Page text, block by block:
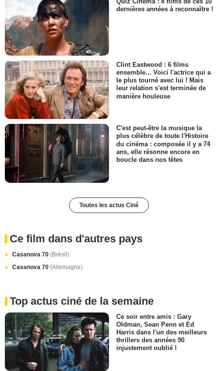
dernières années à reconnaître !
Clint Eastwood : 6 films
ensemble... Voici l'actrice qui a
le plus tourné avec lui ! Mais
leur relation s'est terminée de
manière houleuse
C'est peut-être la musique la
plus célèbre de toute l'Histoire
du cinéma : composée il y a 74
ans, elle résonne encore en
boucle dans nos têtes
Toutes les actus Ciné
Ce film dans d'autres pays
Casanova 70 (Brésil)
Casanova 70 (Allemagne)
Top actus ciné de la semaine
Ce soir entre amis : Gary
Oldman, Sean Penn et Ed
Harris dans l'un des meilleurs
thrillers des années 90
injustement oublié !